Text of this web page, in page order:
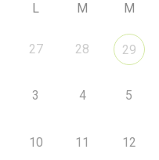
L M M
27 28 29
3 4 5
10 11 12